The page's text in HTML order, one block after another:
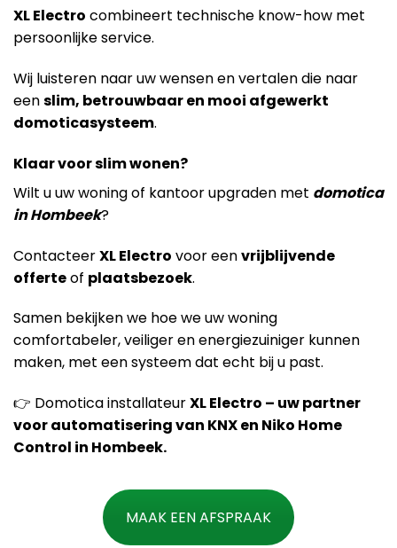
XL Electro combineert technische know-how met
persoonlijke service.
Wij luisteren naar uw wensen en vertalen die naar
eenslim, betrouwbaar en mooi afgewerkt
domoticasysteem.
Klaar voor slim wonen?
Wilt u uw woning of kantoor upgraden met domotica
in Hombeek?
ContacteerXL Electro voor eenvrijblijvende
offerteof plaatsbezoek.
Samen bekijken we hoe we uw woning
comfortabeler, veiliger en energiezuiniger kunnen
maken, met een systeem dat echt bij u past.
👉 Domotica installateurXL Electro – uw partner
voor automatisering van KNX en Niko Home
Control in Hombeek.
MAAK EEN AFSPRAAK